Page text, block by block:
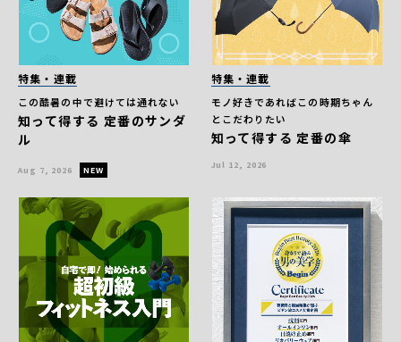
特集・連載
この酷暑の中で避けては通れない
知って得する 定番のサンダ
ル
Aug 7, 2026
特集・連載
モノ好きであればこの時期ちゃん
とこだわりたい
知って得する 定番の傘
Jul 12, 2026